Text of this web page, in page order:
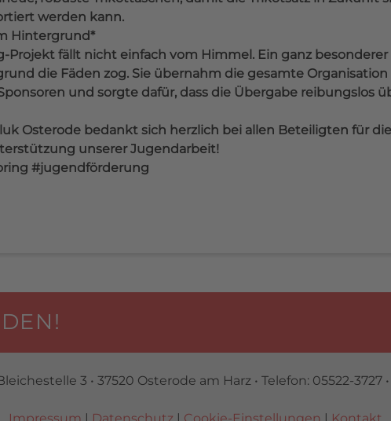
werden kann.
Hintergrund*
Projekt fällt nicht einfach vom Himmel. Ein ganz
die Fäden zog. Sie übernahm die gesamte Organisation
und sorgte dafür, dass die Übergabe reibungslos
Osterode bedankt sich herzlich bei allen Beteiligten für
unserer Jugendarbeit!
#jugendförderung
3 • 37520 Osterode am Harz • Telefon: 05522-3727 •